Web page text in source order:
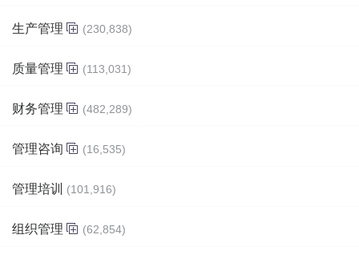
生产管理 (230,838)
质量管理 (113,031)
财务管理 (482,289)
管理咨询 (16,535)
管理培训 (101,916)
组织管理 (62,854)